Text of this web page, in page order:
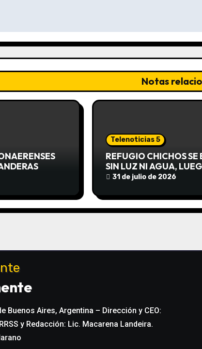
Notas
Telenoticias 5
REFUGIO CHICHOS SE
SIN LUZ NI AGUA,
EDEA CORTARA EL
31 de julio de 2026
Buenos Aires, Argentina – Dirección y CEO:
y Redacción: Lic. Macarena Landeira.